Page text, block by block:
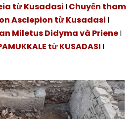
từ Kusadasi IChuyến tham
Asclepion từ Kusadasi I
Miletus Didyma và PrieneI
từ KUSADASI I